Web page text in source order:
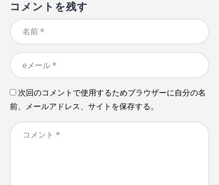
コメントを残す
次回のコメントで使用するためブラウザーに自分の名
前、メールアドレス、サイトを保存する。